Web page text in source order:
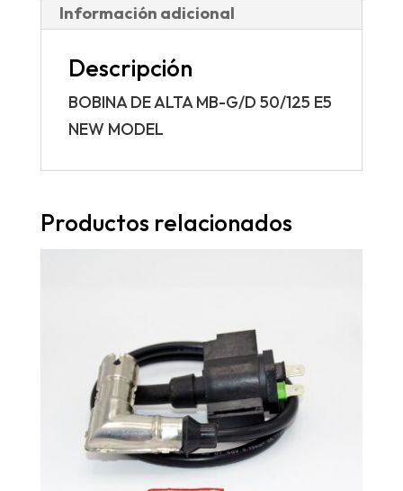
cantidad
Información adicional
Descripción
BOBINA DE ALTA MB-G/D 50/125 E5
NEW MODEL
Productos relacionados